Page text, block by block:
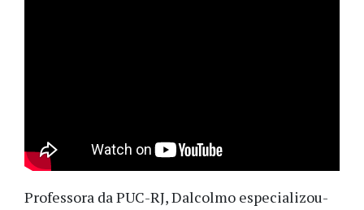
Professora da PUC-RJ, Dalcolmo especializou-